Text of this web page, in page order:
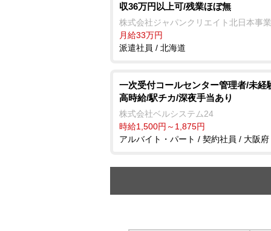
収36万円以上可/残業ほぼ無
株式会社ジャパンクリエイト北日本事
月給33万円
派遣社員 / 北海道
一次受付コールセンター管理者/未経
高時給/駅チカ/深夜手当あり
株式会社ベルシステム24
時給1,500円～1,875円
アルバイト・パート / 契約社員 / 大阪府